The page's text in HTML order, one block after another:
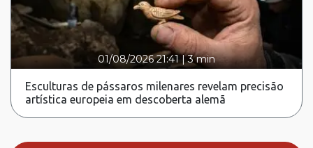
01/08/2026 21:41 |3 min
Esculturas de pássaros milenares revelam precisão
artística europeia em descoberta alemã